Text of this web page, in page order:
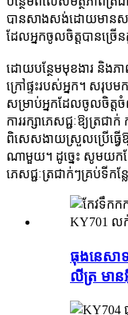
បានសាងសង់ដោយមានសមត្
ដែលអ្នកចូលចិត្តបានច្រើ
ដោយបន្ថែមមុខងារ និង
ក្រៅផ្ទះរបស់អ្នក។ សរុបម
សម្រាប់អ្នកដែលចូលចិត្ត
ការរក្សាភេសជ្ជៈឱ្យត្រ
ពិសេសងាយស្រួលប្រើធ្វើ
ណាមួយ។ ដូច្នេះ សូមយកក
ភេសជ្ជៈត្រជាក់ៗគ្រប់ទីកន្
ធុងនេស
លីត្រ មា